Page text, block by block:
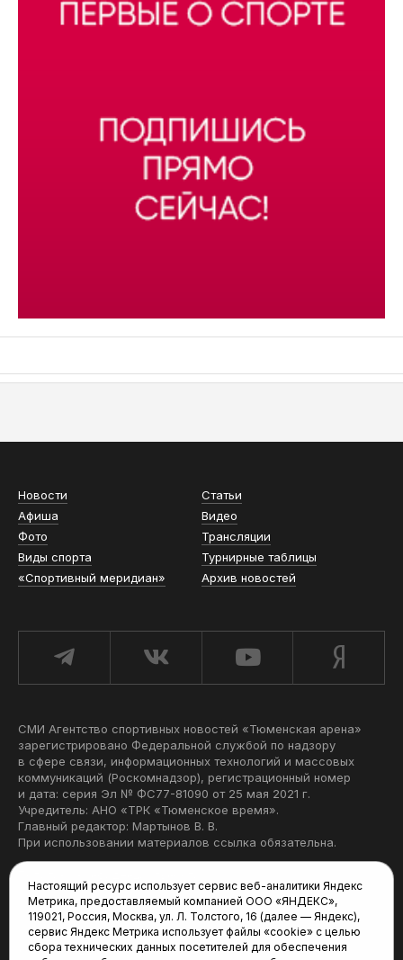
Новости
Статьи
Афиша
Видео
Фото
Трансляции
Виды спорта
Турнирные таблицы
«Спортивный меридиан»
Архив новостей
СМИ Агентство спортивных новостей «Тюменская арена»
зарегистрировано Федеральной службой по надзору
в сфере связи, информационных технологий и массовых
коммуникаций (Роскомнадзор), регистрационный номер
и дата: серия Эл № ФС77-81090 от 25 мая 2021 г.
Учредитель: АНО «ТРК «Тюменское время».
Главный редактор: Мартынов В. В.
При использовании материалов ссылка обязательна.
Редакция:
625035, Тюмень, пр. Геологоразведчиков, 28А
(3452) 68-22-28
Настоящий ресурс использует сервис веб-аналитики Яндекс
Метрика, предоставляемый компанией ООО «ЯНДЕКС»,
119021, Россия, Москва, ул. Л. Толстого, 16 (далее — Яндекс),
сервис Яндекс Метрика использует файлы «cookie» с целью
сбора технических данных посетителей для обеспечения